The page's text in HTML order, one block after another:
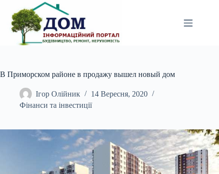
вмісту
В Приморском районе в продажу вышел новый дом
Ігор Олійник
14 Вересня, 2020
Фінанси та інвестиції